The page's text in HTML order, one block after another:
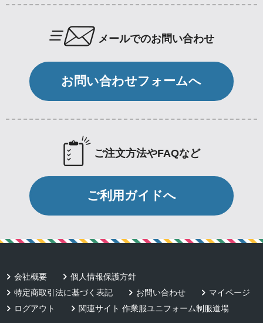
メールでのお問い合わせ
お問い合わせフォームへ
ご注文方法やFAQなど
ご利用ガイドへ
会社概要
個人情報保護方針
特定商取引法に基づく表記
お問い合わせ
マイページ
ログアウト
関連サイト 作業服ユニフォーム制服道場